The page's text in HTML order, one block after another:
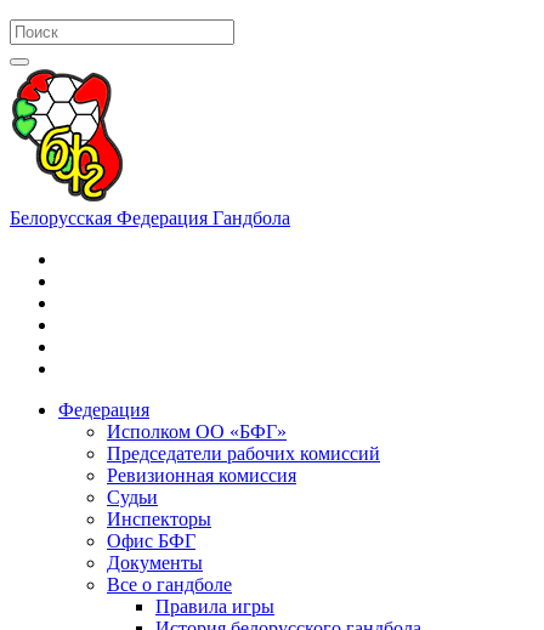
Белорусская Федерация Гандбола
Федерация
Исполком ОО «БФГ»
Председатели рабочих комиссий
Ревизионная комиссия
Судьи
Инспекторы
Офис БФГ
Документы
Все о гандболе
Правила игры